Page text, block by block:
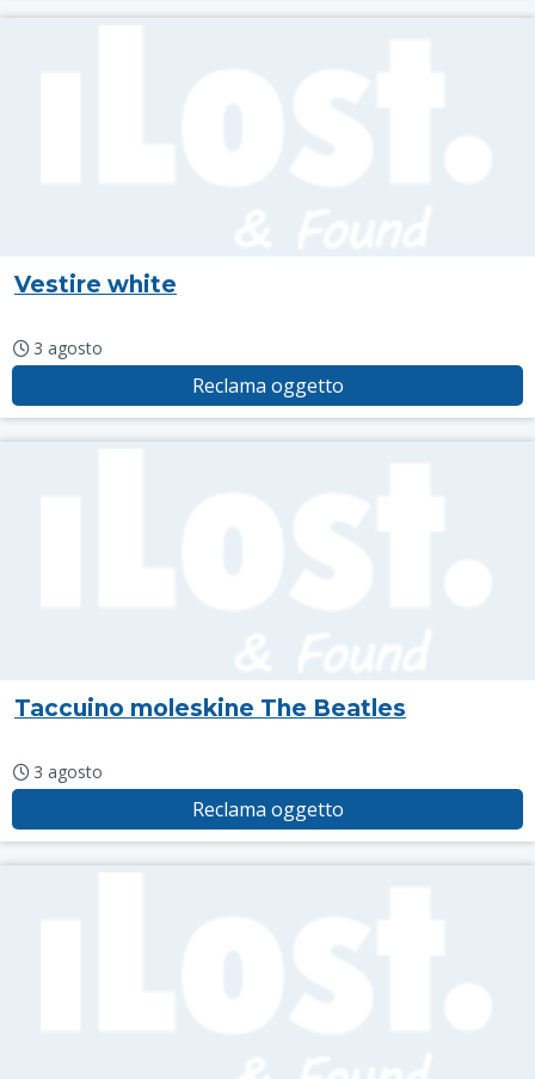
Vestire white
3 agosto
Reclama oggetto
Taccuino moleskine The Beatles
3 agosto
Reclama oggetto